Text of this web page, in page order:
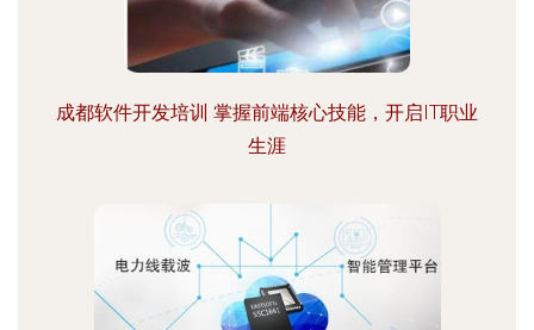
成都软件开发培训 掌握前端核心技能，开启IT职业
生涯